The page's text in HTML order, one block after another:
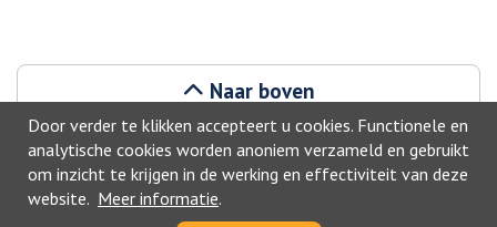
Door verder te klikken accepteert u cookies. Functionele en
analytische cookies worden anoniem verzameld en gebruikt
om inzicht te krijgen in de werking en effectiviteit van deze
website. Meer informatie.
Naar boven